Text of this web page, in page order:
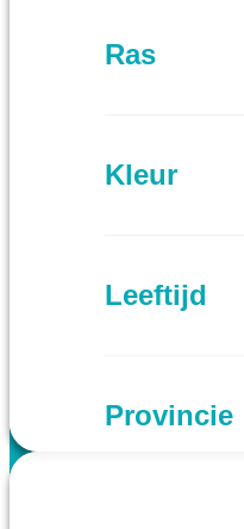
Ras
Kleur
Leeftijd
Provincie